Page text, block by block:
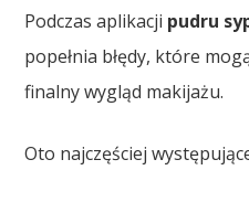
Podczas aplikacji pudru
popełnia błędy, które
finalny wygląd makijażu.
Oto najczęściej